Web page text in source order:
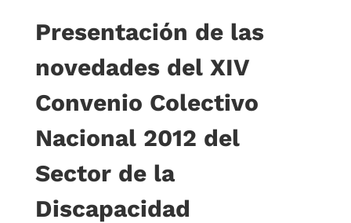
Presentación de las
novedades del XIV
Convenio Colectivo
Nacional 2012 del
Sector de la
Discapacidad